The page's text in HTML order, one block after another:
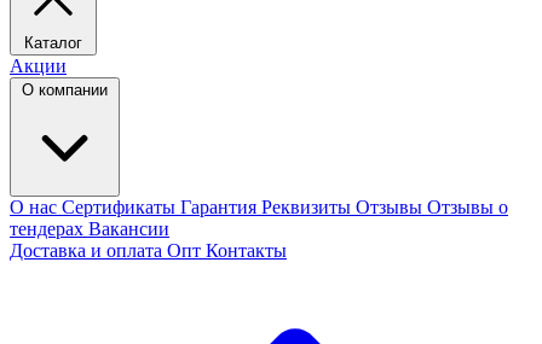
Каталог
Акции
О компании
О нас Сертификаты Гарантия Реквизиты Отзывы Отзывы о
тендерах Вакансии
Доставка и оплата Опт Контакты